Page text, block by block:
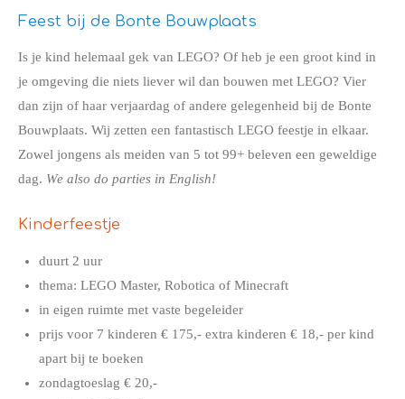
Feest bij de Bonte Bouwplaats
Is je kind helemaal gek van LEGO? Of heb je een groot kind in
je omgeving die niets liever wil dan bouwen met LEGO? Vier
dan zijn of haar verjaardag of andere gelegenheid bij de Bonte
Bouwplaats. Wij zetten een fantastisch LEGO feestje in elkaar.
Zowel jongens als meiden van 5 tot 99+ beleven een geweldige
dag. We also do parties in English!
Kinderfeestje
duurt 2 uur
thema: LEGO Master, Robotica of Minecraft
in eigen ruimte met vaste begeleider
prijs voor 7 kinderen € 175,- extra kinderen € 18,- per kind
apart bij te boeken
zondagtoeslag € 20,-